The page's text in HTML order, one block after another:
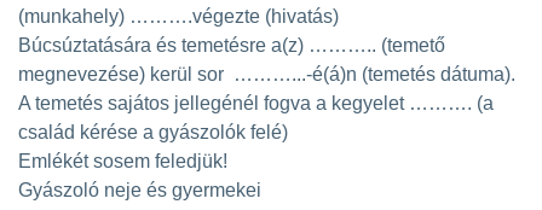
(munkahely) ……….végezte (hivatás)
Búcsúztatására és temetésre a(z) ……….. (temető
megnevezése) kerül sor ………...-é(á)n (temetés dátuma).
A temetés sajátos jellegénél fogva a kegyelet ………. (a
család kérése a gyászolók felé)
Emlékét sosem feledjük!
Gyászoló neje és gyermekei